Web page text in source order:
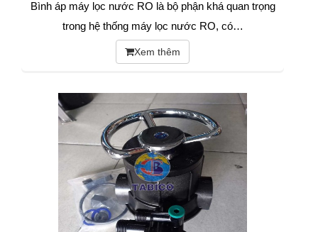
Bình áp máy lọc nước RO là bộ phận khá quan trọng
trong hệ thống máy lọc nước RO, có…
Xem thêm